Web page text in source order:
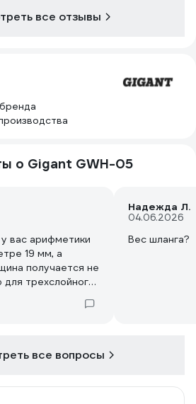
все отзывы
о Gigant GWH-05
вас арифметики
19 мм, а
получается не
трехслойного
Надежда Л.
04.06.2026
Вес шланга?
все вопросы